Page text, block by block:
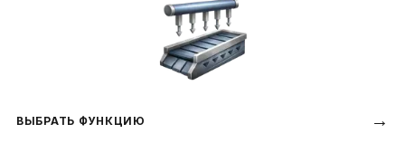
ВЫБРАТЬ ФУНКЦИЮ →